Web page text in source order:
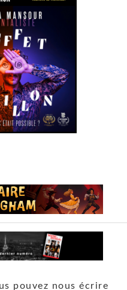
pouvez nous écrire